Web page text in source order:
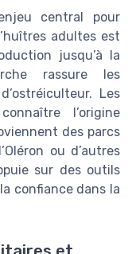
central pour
adultes est
jusqu’à la
rassure les
Les
l’origine
des parcs
ou d’autres
sur des outils
confiance dans la